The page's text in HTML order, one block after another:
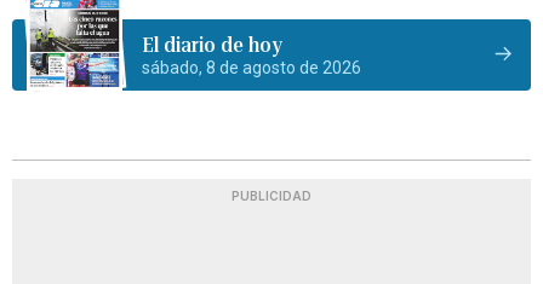
El diario de hoy
sábado, 8 de agosto de 2026
PUBLICIDAD